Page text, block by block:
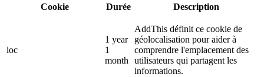
Cookie
Durée Description
loc
1 year
1
month
AddThis définit ce cookie de
géolocalisation pour aider à
comprendre l'emplacement des
utilisateurs qui partagent les
informations.